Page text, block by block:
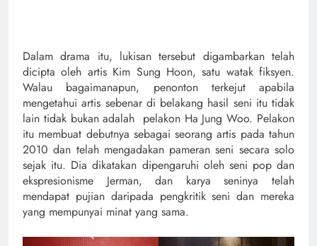
Dalam drama itu, lukisan tersebut digambarkan telah
dicipta oleh artis Kim Sung Hoon, satu watak fiksyen.
Walau bagaimanapun, penonton terkejut apabila
mengetahui artis sebenar di belakang hasil seni itu tidak
lain tidak bukan adalah pelakon Ha Jung Woo. Pelakon
itu membuat debutnya sebagai seorang artis pada tahun
2010 dan telah mengadakan pameran seni secara solo
sejak itu. Dia dikatakan dipengaruhi oleh seni pop dan
ekspresionisme Jerman, dan karya seninya telah
mendapat pujian daripada pengkritik seni dan mereka
yang mempunyai minat yang sama.